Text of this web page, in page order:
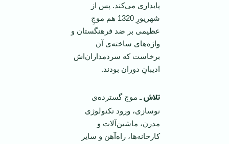
پایداری می‌كند. پس از
شهریورِ 1320 هم موجِ
عظیمی بر ضد فرهنگستان و
واژه‌های ساخته‌ی آن
برخاست كه سردمداران‌اش
ادیبانِ دوران بودند.
تلاشـ موج گسترده‌ی
نوسازی، ورود تكنولوژی
مدرن، ماشین‌آلات و
كارخانه‌ها، راه‌آهن و سایر